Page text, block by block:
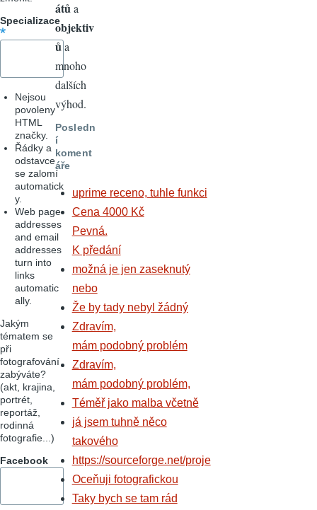
Specializace
Nejsou
povoleny
HTML
značky.
Řádky a
odstavce
se zalomí
automatick
y.
Web page
addresses
and email
addresses
turn into
links
automatic
ally.
Jakým
tématem se
při
fotografování
zabýváte?
(akt, krajina,
portrét,
reportáž,
rodinná
fotografie...)
Facebook
átů a
objektiv
ůa
mnoho
dalších
výhod.
Posledn
í
koment
áře
uprime receno, tuhle funkci
Cena 4000 Kč
Pevná.
K předání
možná je jen zaseknutý
nebo
Že by tady nebyl žádný
Zdravím,
mám podobný problém
Zdravím,
mám podobný problém,
Téměř jako malba včetně
já jsem tuhně něco
takového
https://sourceforge.net/proje
Oceňuji fotografickou
Taky bych se tam rád